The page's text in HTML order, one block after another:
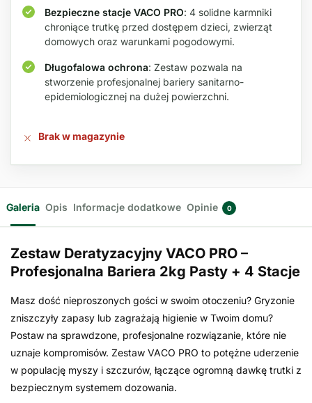
Bezpieczne stacje VACO PRO: 4 solidne karmniki
chroniące trutkę przed dostępem dzieci, zwierząt
domowych oraz warunkami pogodowymi.
Długofalowa ochrona: Zestaw pozwala na
stworzenie profesjonalnej bariery sanitarno-
epidemiologicznej na dużej powierzchni.
Brak w magazynie
Galeria Opis Informacje dodatkowe Opinie 0
Zestaw Deratyzacyjny VACO PRO –
Profesjonalna Bariera 2kg Pasty + 4 Stacje
Masz dość nieproszonych gości w swoim otoczeniu? Gryzonie
zniszczyły zapasy lub zagrażają higienie w Twoim domu?
Postaw na sprawdzone, profesjonalne rozwiązanie, które nie
uznaje kompromisów. Zestaw VACO PRO to potężne uderzenie
w populację myszy i szczurów, łączące ogromną dawkę trutki z
bezpiecznym systemem dozowania.